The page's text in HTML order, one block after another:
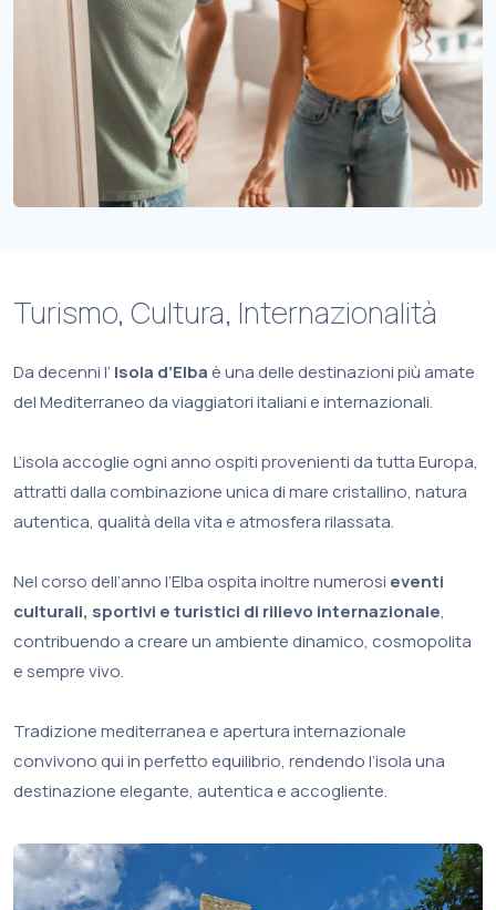
Turismo, Cultura, Internazionalità
Da decenni l’ Isola d’Elba è una delle destinazioni più amate
del Mediterraneo da viaggiatori italiani e internazionali.
L’isola accoglie ogni anno ospiti provenienti da tutta Europa,
attratti dalla combinazione unica di mare cristallino, natura
autentica, qualità della vita e atmosfera rilassata.
Nel corso dell’anno l’Elba ospita inoltre numerosi eventi
culturali, sportivi e turistici di rilievo internazionale,
contribuendo a creare un ambiente dinamico, cosmopolita
e sempre vivo.
Tradizione mediterranea e apertura internazionale
convivono qui in perfetto equilibrio, rendendo l’isola una
destinazione elegante, autentica e accogliente.